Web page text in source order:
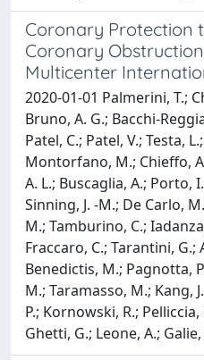
Coronary Protection
Coronary Obstruction
Multicenter
2020-01-01 Palmerini, T.;
Bruno, A. G.; Bacchi-
Patel, C.; Patel, V.; Testa,
Montorfano, M.; Chieffo,
A. L.; Buscaglia, A.; Porto,
Sinning, J. -M.; De Carlo,
M.; Tamburino, C.;
Fraccaro, C.; Tarantini, G.;
Benedictis, M.; Pagnotta,
M.; Taramasso, M.; Kang,
P.; Kornowski, R.;
Ghetti, G.; Leone, A.;